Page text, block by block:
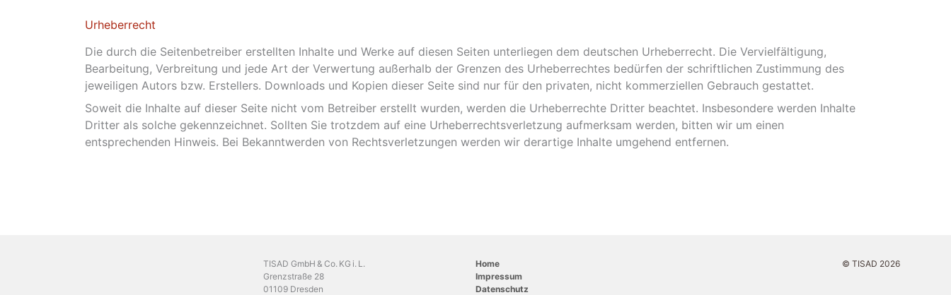
Urheberrecht
Die durch die Seitenbetreiber erstellten Inhalte und Werke auf diesen Seiten unterliegen dem deutschen Urheberrecht. Die Vervielfältigung,
Bearbeitung, Verbreitung und jede Art der Verwertung außerhalb der Grenzen des Urheberrechtes bedürfen der schriftlichen Zustimmung des
jeweiligen Autors bzw. Erstellers. Downloads und Kopien dieser Seite sind nur für den privaten, nicht kommerziellen Gebrauch gestattet.
Soweit die Inhalte auf dieser Seite nicht vom Betreiber erstellt wurden, werden die Urheberrechte Dritter beachtet. Insbesondere werden Inhalte
Dritter als solche gekennzeichnet. Sollten Sie trotzdem auf eine Urheberrechtsverletzung aufmerksam werden, bitten wir um einen
entsprechenden Hinweis. Bei Bekanntwerden von Rechtsverletzungen werden wir derartige Inhalte umgehend entfernen.
TISAD GmbH & Co. KG i. L.
Grenzstraße 28
01109 Dresden
Home
Impressum
Datenschutz
© TISAD 2026